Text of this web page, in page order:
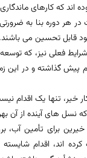
اند که کارهای
در هر دوره بنا به
قابل تحسین می باشند.
فعلی نیز، که
پیش گذاشته و در این
خیر، تنها یک اقدام
نسل های آینده از آن
برای تأمین آب،
کرده اند، اقدام